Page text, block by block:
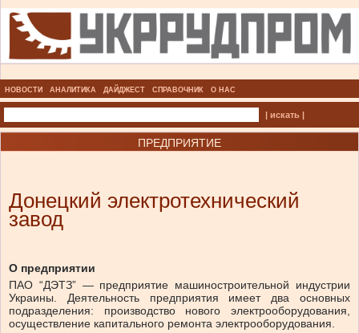
НОВОСТИ АНАЛИТИКА ДАЙДЖЕСТ СПРАВОЧНИК О НАС
| искать |
ПРЕДПРИЯТИЕ
Донецкий электротехнический
завод
О предприятии
ПАО “ДЭТЗ” — предприятие машиностроительной индустрии
Украины. Деятельность предприятия имеет два основных
подразделения: производство нового электрооборудования,
осуществление капитального ремонта электрооборудования.